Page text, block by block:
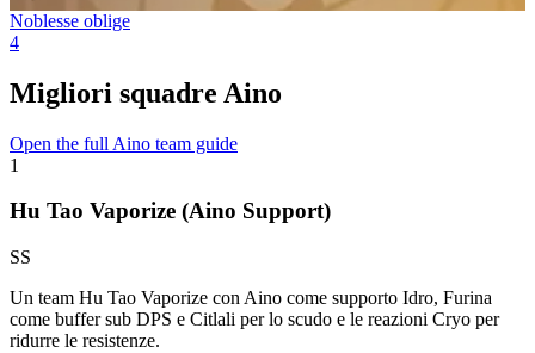
Noblesse oblige
4
Migliori squadre Aino
Open the full Aino team guide
1
Hu Tao Vaporize (Aino Support)
SS
Un team Hu Tao Vaporize con Aino come supporto Idro, Furina
come buffer sub DPS e Citlali per lo scudo e le reazioni Cryo per
ridurre le resistenze.